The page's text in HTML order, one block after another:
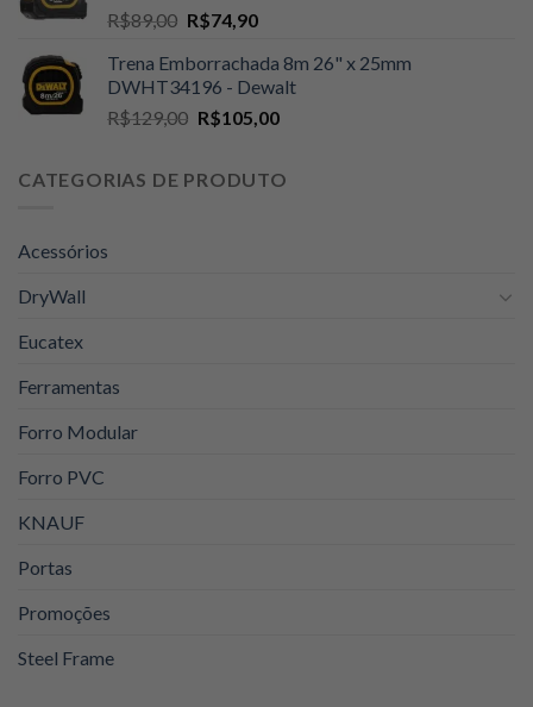
R$59,90.R$59,00.
R$89,00 O
original
era:
R$89,00.
R$74,90O
atual
é:
R$74,90.
Trena Emborrachada 8m 26" x 25mm
DWHT34196 - Dewalt
R$129,00 O
era:
R$105,00O
é:
CATEGORIAS DE PRODUTO
Acessórios
DryWall
Eucatex
Ferramentas
Forro Modular
Forro PVC
KNAUF
Portas
Promoções
Steel Frame